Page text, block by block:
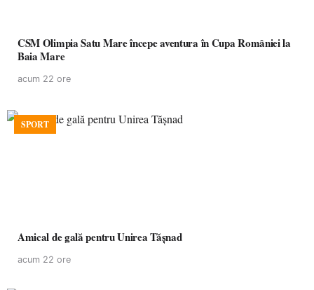
CSM Olimpia Satu Mare începe aventura în Cupa României la
Baia Mare
acum 22 ore
SPORT
Amical de gală pentru Unirea Tășnad
acum 22 ore